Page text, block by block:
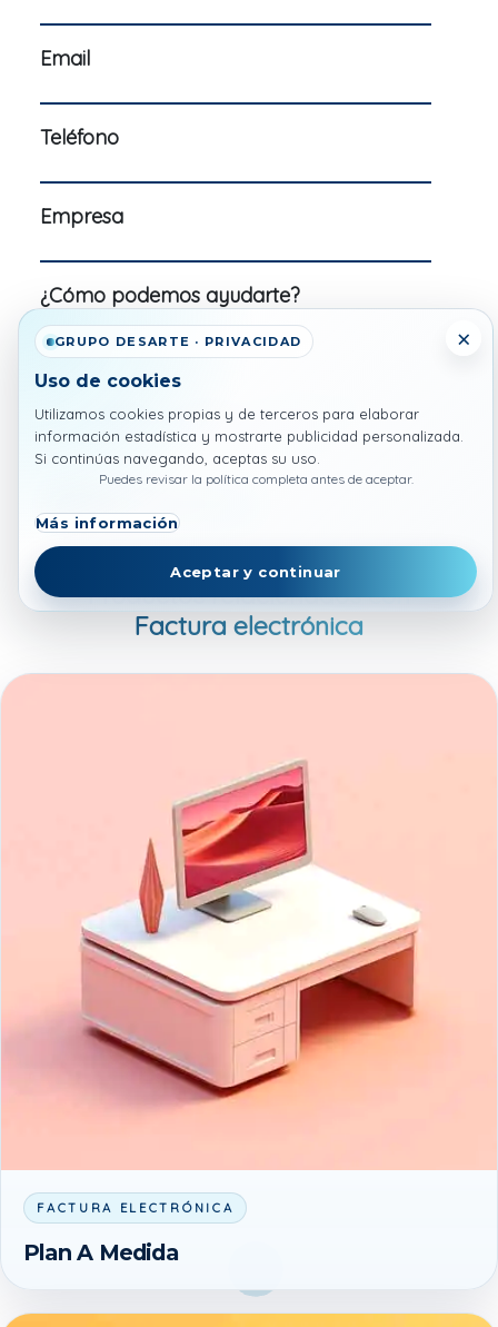
×
GRUPO DESARTE · PRIVACIDAD
Uso de cookies
Utilizamos cookies propias y de terceros para elaborar
información estadística y mostrarte publicidad personalizada.
Si continúas navegando, aceptas su uso.
Puedes revisar la política completa antes de aceptar.
Más información
Aceptar y continuar
Email
Teléfono
Empresa
¿Cómo podemos ayudarte?
He leído y acepto laPolítica de
privacidad y condiciones de uso
Productos relacionados con
Factura electrónica
FACTURA ELECTRÓNICA
Plan A Medida